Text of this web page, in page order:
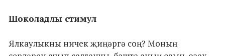
Шоколадлы стимул
Ялкаулыкны ничек җиңәргә соң? Моның